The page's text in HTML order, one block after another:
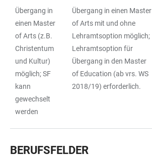
TABLE
Übergang in
einen Master
of Arts (z.B.
Christentum
und Kultur)
möglich; SF
kann
gewechselt
werden
Übergang in einen Master
of Arts mit und ohne
Lehramtsoption möglich;
Lehramtsoption für
Übergang in den Master
of Education (ab vrs. WS
2018/19) erforderlich.
BERUFSFELDER